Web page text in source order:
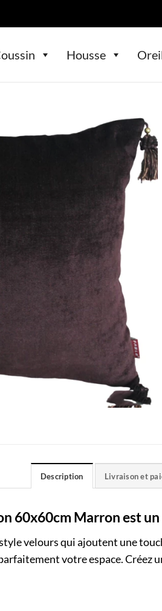
Housse
Description Livraison et
60x60cm Marron est
velours qui ajoutent une
votre espace. Créez